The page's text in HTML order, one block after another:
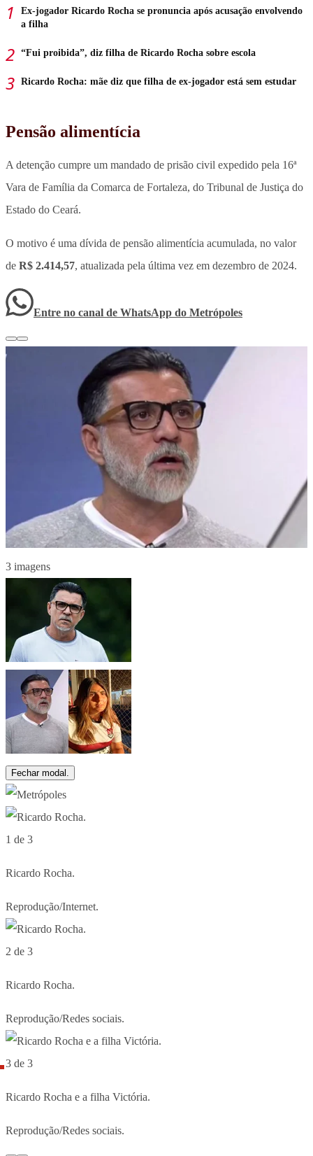
Ex-jogador Ricardo Rocha se pronuncia após acusação envolvendo
a filha
“Fui proibida”, diz filha de Ricardo Rocha sobre escola
Ricardo Rocha: mãe diz que filha de ex-jogador está sem estudar
Pensão alimentícia
A detenção cumpre um mandado de prisão civil expedido pela 16ª
Vara de Família da Comarca de Fortaleza, do Tribunal de Justiça do
Estado do Ceará.
O motivo é uma dívida de pensão alimentícia acumulada, no valor
de R$ 2.414,57, atualizada pela última vez em dezembro de 2024.
Entre no canal de WhatsApp do Metrópoles
3 imagens
Fechar modal.
1 de 3
Ricardo Rocha.
Reprodução/Internet.
2 de 3
Ricardo Rocha.
Reprodução/Redes sociais.
3 de 3
Ricardo Rocha e a filha Victória.
Reprodução/Redes sociais.